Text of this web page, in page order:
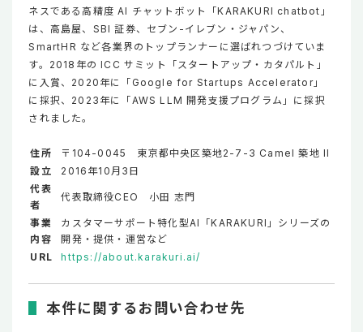
ネスである高精度 AI チャットボット「KARAKURI chatbot」
は、高島屋、SBI 証券、セブン-イレブン・ジャパン、
SmartHR など各業界のトップランナーに選ばれつづけていま
す。2018年の ICC サミット「スタートアップ・カタパルト」
に入賞、2020年に「Google for Startups Accelerator」
に採択、2023年に「AWS LLM 開発支援プログラム」に採択
されました。
住所
〒104-0045 東京都中央区築地2-7-3 Camel 築地 II
設立
2016年10月3日
代表
者
代表取締役CEO 小田 志門
事業
内容
カスタマーサポート特化型AI「KARAKURI」シリーズの
開発・提供・運営など
URL
https://about.karakuri.ai/
本件に関するお問い合わせ先